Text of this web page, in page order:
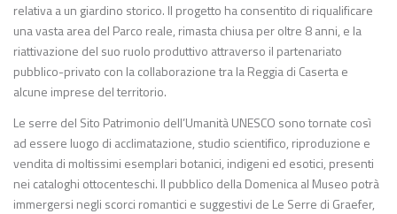
relativa a un giardino storico. Il progetto ha consentito di riqualificare
una vasta area del Parco reale, rimasta chiusa per oltre 8 anni, e la
riattivazione del suo ruolo produttivo attraverso il partenariato
pubblico-privato con la collaborazione tra la Reggia di Caserta e
alcune imprese del territorio.
Le serre del Sito Patrimonio dell’Umanità UNESCO sono tornate così
ad essere luogo di acclimatazione, studio scientifico, riproduzione e
vendita di moltissimi esemplari botanici, indigeni ed esotici, presenti
nei cataloghi ottocenteschi. Il pubblico della Domenica al Museo potrà
immergersi negli scorci romantici e suggestivi de Le Serre di Graefer,